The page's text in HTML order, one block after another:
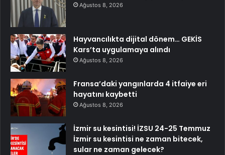
Ağustos 8, 2026
Hayvancılıkta dijital dönem… GEKİS
Kars’ta uygulamaya alındı
Ağustos 8, 2026
Fransa’daki yangınlarda 4 itfaiye eri
hayatını kaybetti
Ağustos 8, 2026
İzmir su kesintisi! İZSU 24-25 Temmuz
İzmir su kesintisi ne zaman bitecek,
sular ne zaman gelecek?